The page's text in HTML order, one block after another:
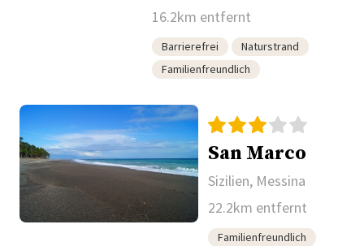
16.2km entfernt
Barrierefrei
Naturstrand
Familienfreundlich
San Marco
Sizilien, Messina
22.2km entfernt
Familienfreundlich